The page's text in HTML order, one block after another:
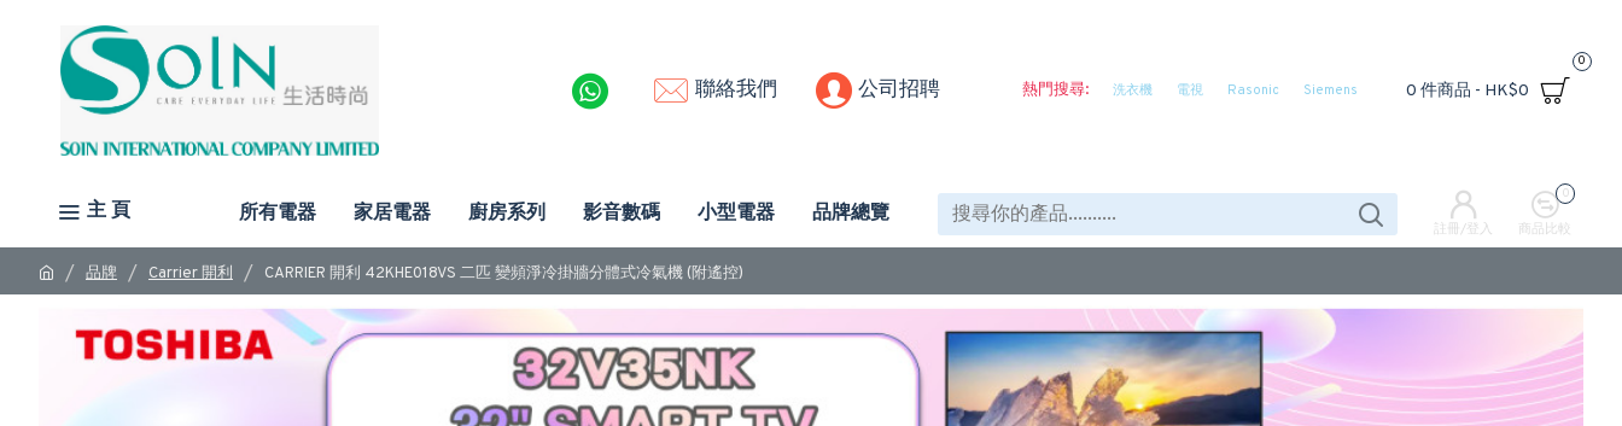
聯絡我們 公司招聘 熱門搜尋: 洗衣機 電視 Rasonic Siemens 0 件商品 - HK$0
0
主 頁 所有電器 家居電器 廚房系列 影音數碼 小型電器 品牌總覽
註冊/登入 商品比較
0
品牌 Carrier 開利 CARRIER 開利 42KHE018VS 二匹 變頻淨冷掛牆分體式冷氣機 (附遙控)